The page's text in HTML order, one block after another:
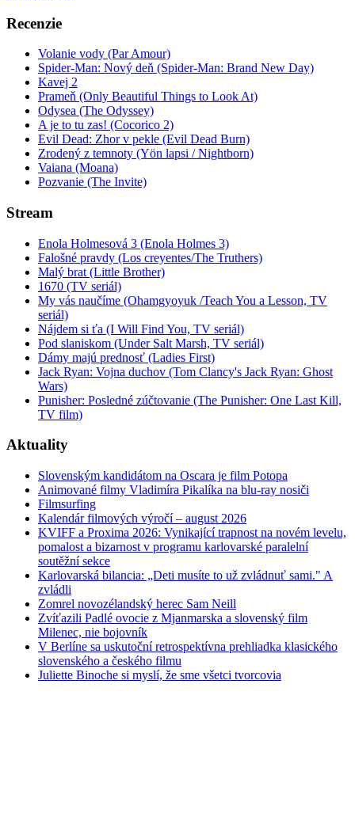
Recenzie
Volanie vody (Par Amour)
Spider-Man: Nový deň (Spider-Man: Brand New Day)
Kavej 2
Prameň (Only Beautiful Things to Look At)
Odysea (The Odyssey)
A je to tu zas! (Cocorico 2)
Evil Dead: Zhor v pekle (Evil Dead Burn)
Zrodený z temnoty (Yön lapsi / Nightborn)
Vaiana (Moana)
Pozvanie (The Invite)
Stream
Enola Holmesová 3 (Enola Holmes 3)
Falošné pravdy (Los creyentes/The Truthers)
Malý brat (Little Brother)
1670 (TV seriál)
My vás naučíme (Ohamgyoyuk /Teach You a Lesson, TV
seriál)
Nájdem si ťa (I Will Find You, TV seriál)
Pod slaniskom (Under Salt Marsh, TV seriál)
Dámy majú prednosť (Ladies First)
Jack Ryan: Vojna duchov (Tom Clancy's Jack Ryan: Ghost
Wars)
Punisher: Posledné zúčtovanie (The Punisher: One Last Kill,
TV film)
Aktuality
Slovenským kandidátom na Oscara je film Potopa
Animované filmy Vladimíra Pikalíka na blu-ray nosiči
Filmsurfing
Kalendár filmových výročí – august 2026
KVIFF a Proxima 2026: Vynikající trapnost na novém levelu,
pomalost a bizarnost v programu karlovarské paralelní
soutěžní sekce
Karlovarská bilancia: „Deti musíte to už zvládnuť sami." A
zvládli
Zomrel novozélandský herec Sam Neill
Zvíťazili Padlé ovocie z Mjanmarska a slovenský film
Milenec, nie bojovník
V Berlíne sa uskutoční retrospektívna prehliadka klasického
slovenského a českého filmu
Juliette Binoche si myslí, že sme všetci tvorcovia